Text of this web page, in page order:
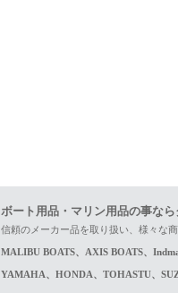
ボート用品・マリン用品の事な
信頼のメーカー品を取り扱い、様々な
MALIBU BOATS、AXIS BOATS、
YAMAHA、HONDA、TOHASTU、